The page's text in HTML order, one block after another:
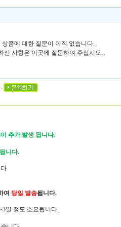
상품에 대한 질문이 아직 없습니다.
신 사항은 이곳에 질문하여 주십시오.
추가 발생 됩니다.
니다.
.
여 당일 발송됩니다.
일 정도 소요됩니다.